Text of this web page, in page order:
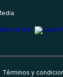
Términos y